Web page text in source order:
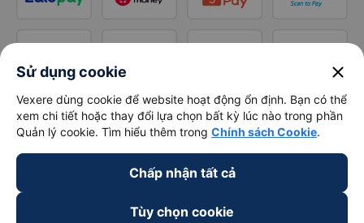
Sử dụng cookie close
Vexere dùng cookie để website hoạt động ổn định. Bạn có thể
xem chi tiết hoặc thay đổi lựa chọn bất kỳ lúc nào trong phần
Quản lý cookie. Tìm hiểu thêm trong Chính sách Cookie.
Chấp nhận tất cả
Tùy chọn cookie